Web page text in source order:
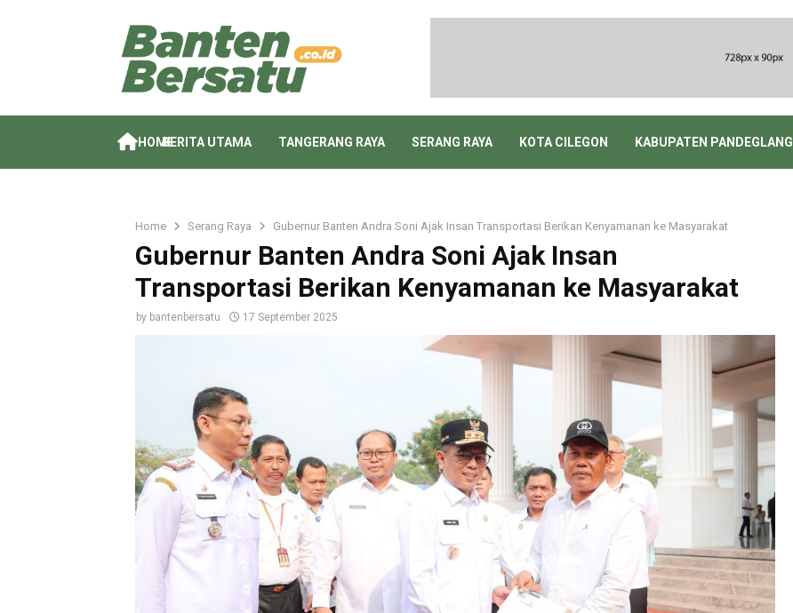
HOMEBERITA UTAMA TANGERANG RAYA SERANG RAYA KOTA CILEGON KABUPATEN PANDEGLANG
Home Serang Raya Gubernur Banten Andra Soni Ajak Insan Transportasi Berikan Kenyamanan ke Masyarakat
Gubernur Banten Andra Soni Ajak Insan
Transportasi Berikan Kenyamanan ke Masyarakat
by bantenbersatu 17 September 2025